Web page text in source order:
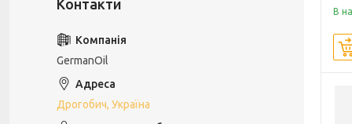
В
GermanOil
Дрогобич, Україна